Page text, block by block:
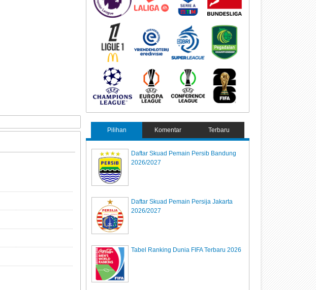
Pilihan Komentar Terbaru
Daftar Skuad Pemain Persib Bandung
2026/2027
Daftar Skuad Pemain Persija Jakarta
2026/2027
Tabel Ranking Dunia FIFA Terbaru 2026